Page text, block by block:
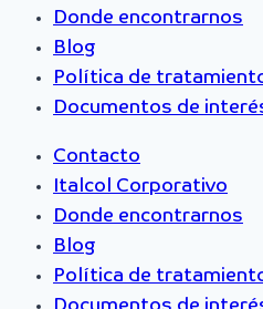
Donde encontrarnos
Blog
Política de
Documentos de
Contacto
Italcol Corporativo
Donde encontrarnos
Blog
Política de